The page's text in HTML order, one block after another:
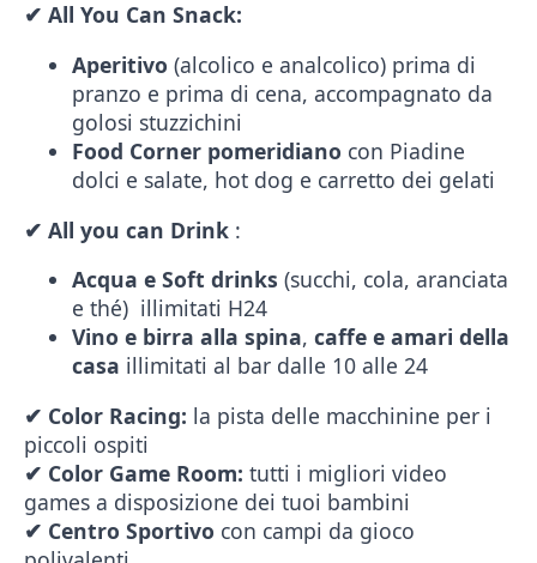
✔ All You Can Snack:
Aperitivo (alcolico e analcolico) prima di
pranzo e prima di cena, accompagnato da
golosi stuzzichini
Food Corner pomeridiano con Piadine
dolci e salate, hot dog e carretto dei gelati
✔ All you can Drink :
Acqua e Soft drinks (succhi, cola, aranciata
e thé) illimitati H24
Vino e birra alla spina, caffe e amari della
casa illimitati al bar dalle 10 alle 24
✔ Color Racing: la pista delle macchinine per i
piccoli ospiti
✔ Color Game Room: tutti i migliori video
games a disposizione dei tuoi bambini
✔ Centro Sportivo con campi da gioco